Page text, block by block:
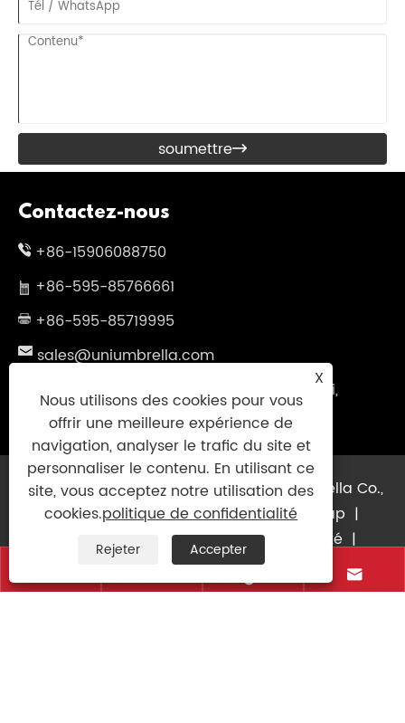
soumettre
Contactez-nous
+86-15906088750
+86-595-85766661
+86-595-85719995
sales@uniumbrella.com
Zone industrielle de Yaoqian, ville d'Anhai,
ville de Jinjiang, Fujian. Chine
Copyright © 2021 Jinjiang Fengyuan Umbrella Co.,
Ltd. Tous droits réservésLinks|Sitemap |
XML | politique de confidentialité |

X
Nous utilisons des cookies pour vous
offrir une meilleure expérience de
navigation, analyser le trafic du site et
personnaliser le contenu. En utilisant ce
site, vous acceptez notre utilisation des
cookies.politique de confidentialité
Rejeter Accepter